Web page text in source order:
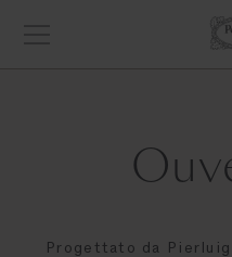
Progettato da